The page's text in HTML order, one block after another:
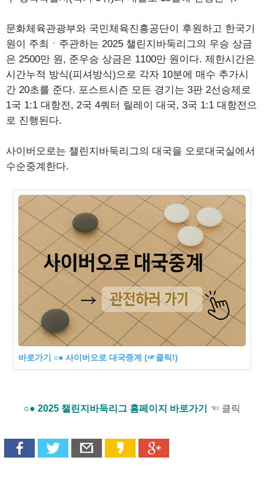
문화체육관광부와 국민체육진흥공단이 후원하고 한국기
원이 주최ㆍ주관하는 2025 챌린지바둑리그의 우승 상금
은 2500만 원, 준우승 상금은 1100만 원이다. 제한시간은
시간누적 방식(피셔방식)으로 각자 10분에 매수 추가시
간 20초를 준다. 포스트시즌 모든 경기는 3판 2선승제로
1국 1:1 대항전, 2국 4쿼터 릴레이 대국, 3국 1:1 대항전으
로 진행된다.
사이버오로는 챌린지바둑리그의 대국을 오로대국실에서
수순중계한다.
바로가기 ○● 사이버오로 대국중계 (☞클릭!)
○● 2025 챌린지바둑리그 홈페이지 바로가기 ☜ 클릭